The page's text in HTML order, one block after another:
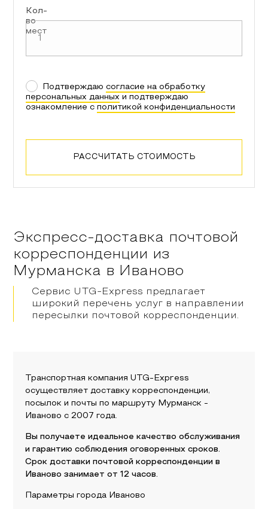
Кол-
во
мест
Подтверждаю согласие на обработку
персональных данных и подтверждаю
ознакомление с политикой конфиденциальности
РАССЧИТАТЬ СТОИМОСТЬ
Экспресс-доставка почтовой
корреспонденции из
Мурманска в Иваново
Сервис UTG-Express предлагает
широкий перечень услуг в направлении
пересылки почтовой корреспонденции.
Транспортная компания UTG-Express
осуществляет доставку корреспонденции,
посылок и почты по маршруту Мурманск -
Иваново с 2007 года.
Вы получаете идеальное качество обслуживания
и гарантию соблюдения оговоренных сроков.
Срок доставки почтовой корреспонденции в
Иваново занимает от 12 часов.
Параметры города Иваново